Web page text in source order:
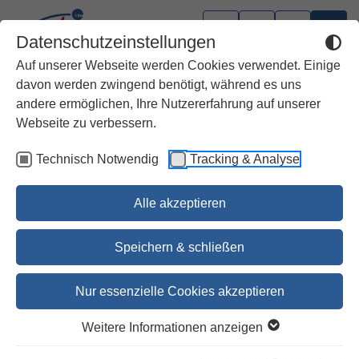
Datenschutzeinstellungen
Auf unserer Webseite werden Cookies verwendet. Einige
davon werden zwingend benötigt, während es uns
andere ermöglichen, Ihre Nutzererfahrung auf unserer
Webseite zu verbessern.
Technisch Notwendig Tracking & Analyse
Alle akzeptieren
Speichern & schließen
Nur essenzielle Cookies akzeptieren
Weitere Informationen anzeigen
Sakramente/Ritualefaszikel
Deutsche, Österreichische und Schweizer…
24,00 €
Bestellen